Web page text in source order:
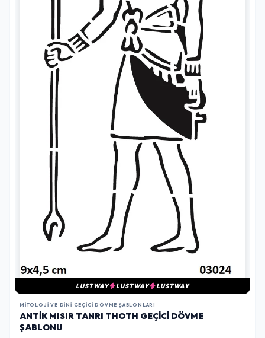
LUSTWAY LUSTWAY LUSTWAY
MITOLOJI VE DINI GEÇICI DÖVME ŞABLONLARI
ANTIK MISIR TANRI THOTH GEÇICI DÖVME
ŞABLONU